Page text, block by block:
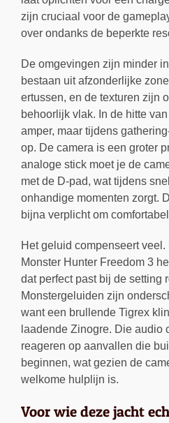
zijn cruciaal voor de
over ondanks de beperkte
De omgevingen zijn minder
bestaan uit afzonderlijke
ertussen, en de texturen zijn
behoorlijk vlak. In de hitte
amper, maar tijdens
op. De camera is een groter
analoge stick moet je de
met de D-pad, wat tijdens
onhandige momenten zorgt.
bijna verplicht om
Het geluid compenseert
Monster Hunter Freedom 3
dat perfect past bij de setting
Monstergeluiden zijn
want een brullende Tigrex
laadende Zinogre. Die audio
reageren op aanvallen die
beginnen, wat gezien de
welkome hulplijn is.
Voor wie deze jacht